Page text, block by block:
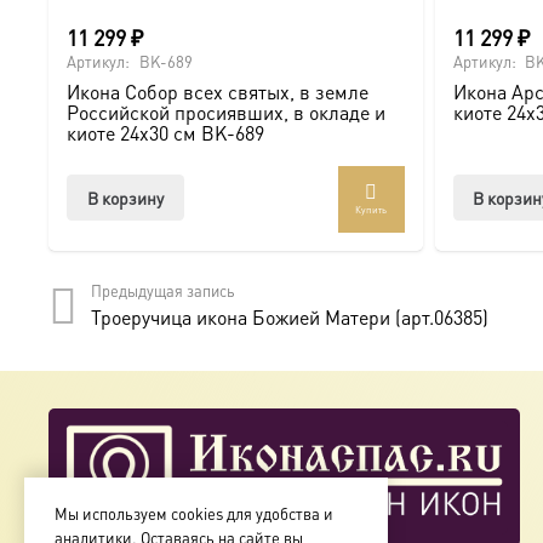
Мы предлагаем купить икону в Москве с доставкой по
Доступна в стандартных размерах или может быть
Подписывайтесь на нашу группу ВКонтакте:
11 299₽
Артикул: BK-689
Икона Собор всех святых, в земле
Российской просиявших, в окладе и
киоте 24х30 см BK-689
В корзину
Купить
11 299₽
Артикул:
Икона
киоте
В
Предыдущая запись
Троеручица икона Божией Матери (арт.06385)
Мы используем cookies для удобства и
аналитики. Оставаясь на сайте вы